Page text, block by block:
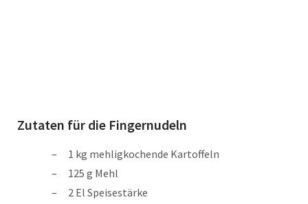
Zutaten für die Fingernudeln
1 kg mehligkochende Kartoffeln
125 g Mehl
2 El Speisestärke